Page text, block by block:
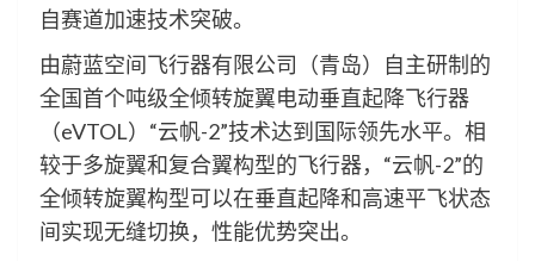
自赛道加速技术突破。
由蔚蓝空间飞行器有限公司（青岛）自主研制的
全国首个吨级全倾转旋翼电动垂直起降飞行器
（eVTOL）“云帆-2”技术达到国际领先水平。相
较于多旋翼和复合翼构型的飞行器，“云帆-2”的
全倾转旋翼构型可以在垂直起降和高速平飞状态
间实现无缝切换，性能优势突出。